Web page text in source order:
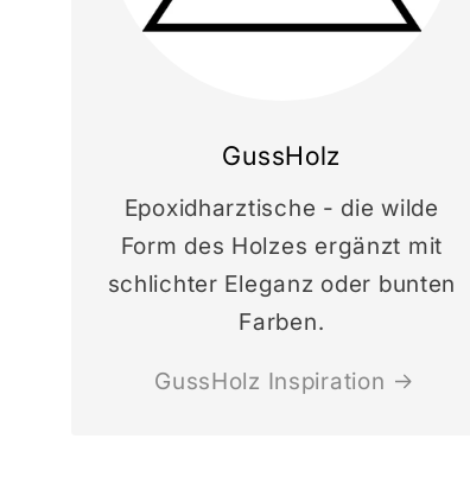
GussHolz
Epoxidharztische - die wilde
Form des Holzes ergänzt mit
schlichter Eleganz oder bunten
Farben.
GussHolz Inspiration